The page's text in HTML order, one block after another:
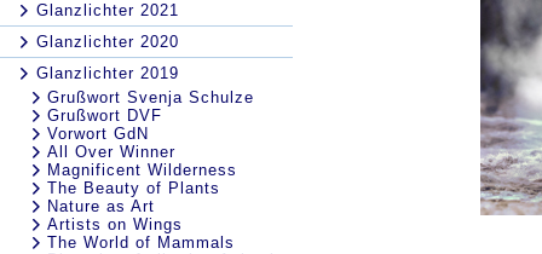
Glanzlichter 2021
Glanzlichter 2020
Glanzlichter 2019
Grußwort Svenja Schulze
Grußwort DVF
Vorwort GdN
All Over Winner
Magnificent Wilderness
The Beauty of Plants
Nature as Art
Artists on Wings
The World of Mammals